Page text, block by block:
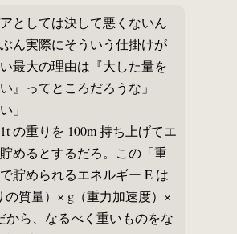
としては決して悪くないん
ん実際にそういう仕掛けが
最大の理由は『大した量を
』ってところだろうな」
」
の重りを 100m 持ち上げてエ
めるとするだろ。この「重
貯められるエネルギー E は
の質量）× g（重力加速度）×
から、なるべく重いものをな